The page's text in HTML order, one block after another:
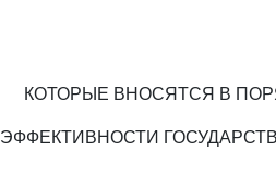
КОТОРЫЕ ВНОСЯТСЯ В
ЭФФЕКТИВНОСТИ